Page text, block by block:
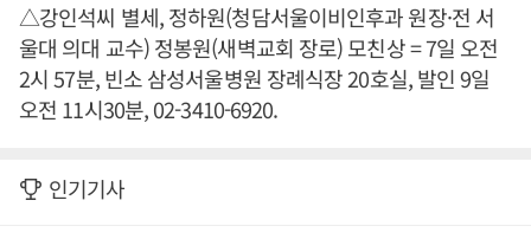
△강인석씨 별세, 정하원(청담서울이비인후과 원장·전 서
울대 의대 교수) 정봉원(새벽교회 장로) 모친상 = 7일 오전
2시 57분, 빈소 삼성서울병원 장례식장 20호실, 발인 9일
오전 11시30분, 02-3410-6920.
인기기사